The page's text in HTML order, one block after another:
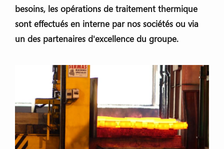
besoins, les opérations de traitement thermique
sont effectués en interne par nos sociétés ou via
un des partenaires d'excellence du groupe.